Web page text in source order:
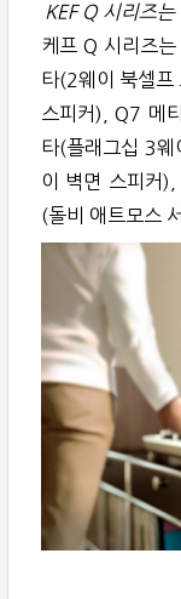
KEF Q 시리즈
케프 Q 시리즈
타(2웨이 북셀프
스피커), Q7 메
타(플래그십 3웨
이 벽면 스피커
(돌비 애트모스